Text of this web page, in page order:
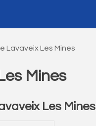
Lavaveix Les Mines
Mines
Les Mines